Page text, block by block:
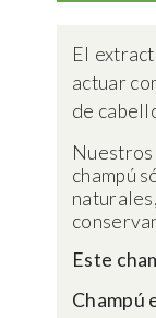
El
actuar
de
Nuestros
champú
Este
Champú